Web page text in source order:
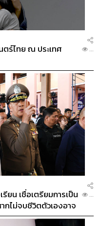
ตร์ไทย ณ ประเทศ
...
ยน เชื่อเตรียมการเป็น
ไม่จบชีวิตตัวเองอาจ
...